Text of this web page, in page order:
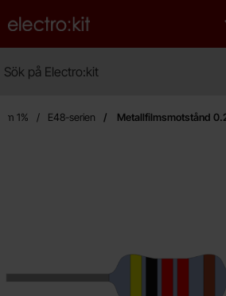
Startsidan för Electro:kit
1% E48-serien Metallfilmsmotstånd
Makera